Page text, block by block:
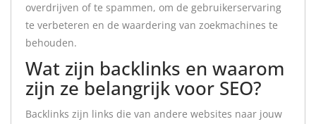
overdrijven of te spammen, om de gebruikerservaring
te verbeteren en de waardering van zoekmachines te
behouden.
Wat zijn backlinks en waarom
zijn ze belangrijk voor SEO?
Backlinks zijn links die van andere websites naar jouw